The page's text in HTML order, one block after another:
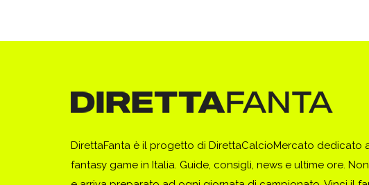
DirettaFanta è il progetto di DirettaCalcioMercato dedicato
fantasy game in Italia. Guide, consigli, news e ultime ore.